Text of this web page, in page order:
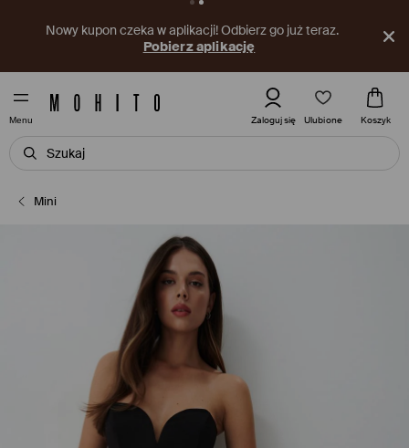
Nowy kupon czeka w aplikacji! Odbierz go już teraz.
Pobierz aplikację
Menu Zaloguj się Ulubione Koszyk
Mini